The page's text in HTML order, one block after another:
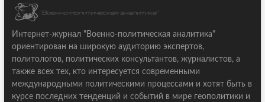
Интернет-журнал "Военно-политическая аналитика"
ориентирован на широкую аудиторию экспертов,
политологов, политических консультантов, журналистов, а
также всех тех, кто интересуется современными
международными политическими процессами и хотят быть в
курсе последних тенденций и событий в мире геополитики и